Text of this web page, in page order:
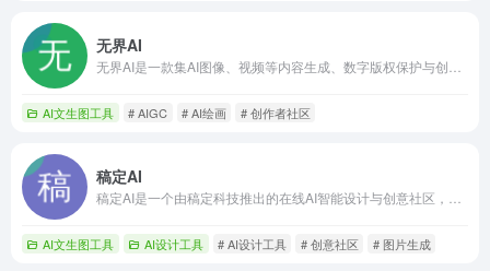
无界AI
AI文生图工具 # AIGC # AI绘画 # 创作者社区
稿定AI
AI文生图工具 AI设计工具 # AI设计工具 # 创意社区 # 图片生成